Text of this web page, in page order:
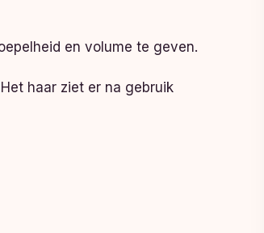
en volume te geven.
haar ziet er na gebruik